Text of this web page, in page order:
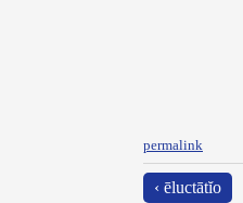
permalink
‹ ēluctātĭo